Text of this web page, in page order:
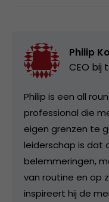
Philip
CEO bij
Philip is een all
professional die
eigen grenzen te
leiderschap is dat
belemmeringen,
van routine en op
inspireert hij de